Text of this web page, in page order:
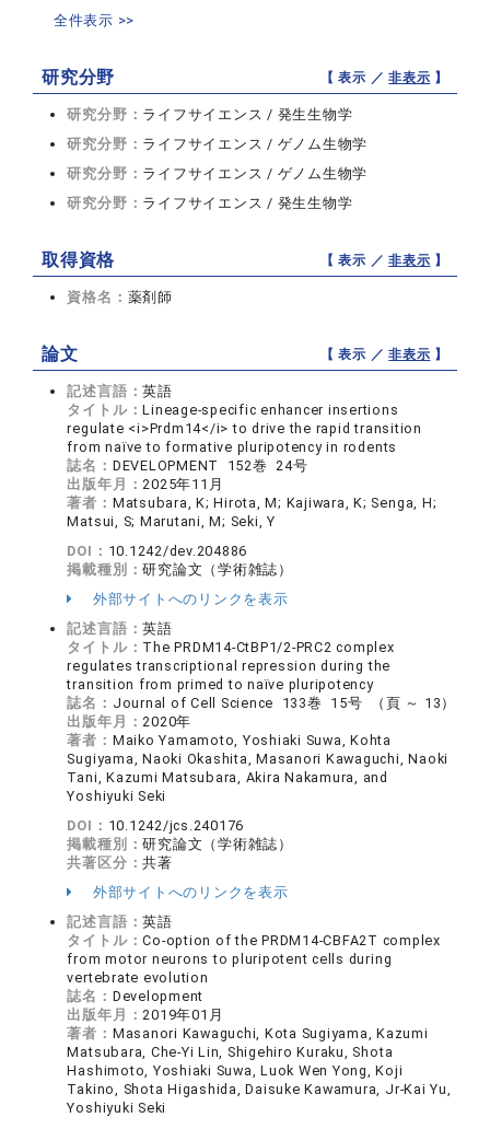
全件表示 >>
研究分野 【 表示 ／非表示 】
研究分野： ライフサイエンス / 発生生物学
研究分野： ライフサイエンス / ゲノム生物学
研究分野： ライフサイエンス / ゲノム生物学
研究分野： ライフサイエンス / 発生生物学
取得資格 【 表示 ／非表示 】
資格名： 薬剤師
論文 【 表示 ／非表示 】
記述言語：英語
タイトル：Lineage-specific enhancer insertions
regulate <i>Prdm14</i> to drive the rapid transition
from naïve to formative pluripotency in rodents
誌名： DEVELOPMENT 152巻 24号
出版年月： 2025年11月
著者： Matsubara, K; Hirota, M; Kajiwara, K; Senga, H;
Matsui, S; Marutani, M; Seki, Y
DOI： 10.1242/dev.204886
掲載種別：研究論文（学術雑誌）
外部サイトへのリンクを表示
記述言語：英語
タイトル： The PRDM14-CtBP1/2-PRC2 complex
regulates transcriptional repression during the
transition from primed to naïve pluripotency
誌名： Journal of Cell Science 133巻 15号 （頁 ～ 13）
出版年月： 2020年
著者： Maiko Yamamoto, Yoshiaki Suwa, Kohta
Sugiyama, Naoki Okashita, Masanori Kawaguchi, Naoki
Tani, Kazumi Matsubara, Akira Nakamura, and
Yoshiyuki Seki
DOI： 10.1242/jcs.240176
掲載種別：研究論文（学術雑誌）
共著区分：共著
外部サイトへのリンクを表示
記述言語：英語
タイトル：Co-option of the PRDM14-CBFA2T complex
from motor neurons to pluripotent cells during
vertebrate evolution
誌名： Development
出版年月： 2019年01月
著者： Masanori Kawaguchi, Kota Sugiyama, Kazumi
Matsubara, Che-Yi Lin, Shigehiro Kuraku, Shota
Hashimoto, Yoshiaki Suwa, Luok Wen Yong, Koji
Takino, Shota Higashida, Daisuke Kawamura, Jr-Kai Yu,
Yoshiyuki Seki